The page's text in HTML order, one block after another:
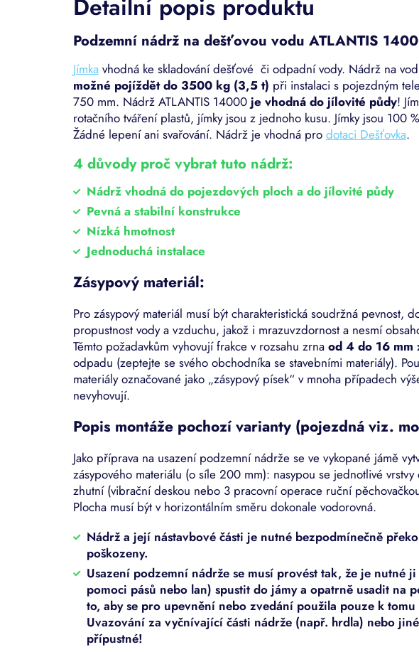
Detailní popis produktu
Podzemní nádrž na dešťovou vodu ATLANTIS
Jímka vhodná ke skladování dešťové či odpadní vody. Nádrž na
možné pojíždět do 3500 kg (3,5 t) při instalaci s pojezdným
750 mm. Nádrž ATLANTIS 14000 je vhodná do jílovité půdy!
rotačního tváření plastů, jímky jsou z jednoho kusu. Jímky jsou 100
Žádné lepení ani svařování. Nádrž je vhodná pro dotaci Dešťovka.
4 důvody proč vybrat tuto nádrž:
Nádrž vhodná do pojezdových ploch a do jílovité půdy
Pevná a stabilní konstrukce
Nízká hmotnost
Jednoduchá instalace
Zásypový materiál:
Pro zásypový materiál musí být charakteristická soudržná pevnost,
propustnost vody a vzduchu, jakož i mrazuvzdornost a nesmí
Těmto požadavkům vyhovují frakce v rozsahu zrna od 4 do 16 mm
odpadu (zeptejte se svého obchodníka se stavebními materiály).
materiály označované jako „zásypový písek“ v mnoha případech
nevyhovují.
Popis montáže pochozí varianty (pojezdná viz.
Jako příprava na usazení podzemní nádrže se ve vykopané jámě
zásypového materiálu (o síle 200 mm): nasypou se jednotlivé
zhutní (vibrační deskou nebo 3 pracovní operace ruční
Plocha musí být v horizontálním směru dokonale vodorovná.
Nádrž a její nástavbové části je nutné bezpodmínečně
poškozeny.
Usazení podzemní nádrže se musí provést tak, že je nutné
pomoci pásů nebo lan) spustit do jámy a opatrně usadit na
to, aby se pro upevnění nebo zvedání použila pouze k
Uvazování za vyčnívající části nádrže (např. hrdla) nebo
přípustné!